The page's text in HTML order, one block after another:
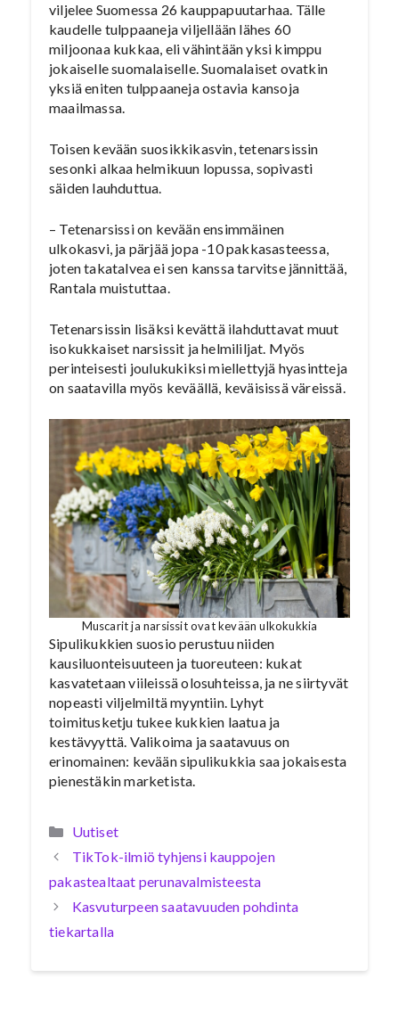
viljelee Suomessa 26 kauppapuutarhaa. Tälle
kaudelle tulppaaneja viljellään lähes 60
miljoonaa kukkaa, eli vähintään yksi kimppu
jokaiselle suomalaiselle. Suomalaiset ovatkin
yksiä eniten tulppaaneja ostavia kansoja
maailmassa.
Toisen kevään suosikkikasvin, tetenarsissin
sesonki alkaa helmikuun lopussa, sopivasti
säiden lauhduttua.
– Tetenarsissi on kevään ensimmäinen
ulkokasvi, ja pärjää jopa -10 pakkasasteessa,
joten takatalvea ei sen kanssa tarvitse jännittää,
Rantala muistuttaa.
Tetenarsissin lisäksi kevättä ilahduttavat muut
isokukkaiset narsissit ja helmililjat. Myös
perinteisesti joulukukiksi miellettyjä hyasintteja
on saatavilla myös keväällä, keväisissä väreissä.
Muscarit ja narsissit ovat kevään ulkokukkia
Sipulikukkien suosio perustuu niiden
kausiluonteisuuteen ja tuoreuteen: kukat
kasvatetaan viileissä olosuhteissa, ja ne siirtyvät
nopeasti viljelmiltä myyntiin. Lyhyt
toimitusketju tukee kukkien laatua ja
kestävyyttä. Valikoima ja saatavuus on
erinomainen: kevään sipulikukkia saa jokaisesta
pienestäkin marketista.
Kategoriat
Uutiset
TikTok-ilmiö tyhjensi kauppojen
pakastealtaat perunavalmisteesta
Kasvuturpeen saatavuuden pohdinta
tiekartalla